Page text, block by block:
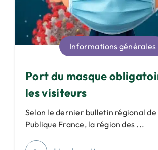
Informations générales
Port du masque
les visiteurs
Selon le dernier bulletin régional de
Publique France, la région des ...